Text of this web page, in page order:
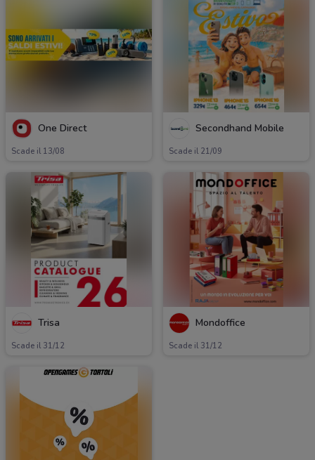
One Direct
Scade il 13/08
Secondhand Mobile
Scade il 21/09
Trisa
Scade il 31/12
Mondoffice
Scade il 31/12